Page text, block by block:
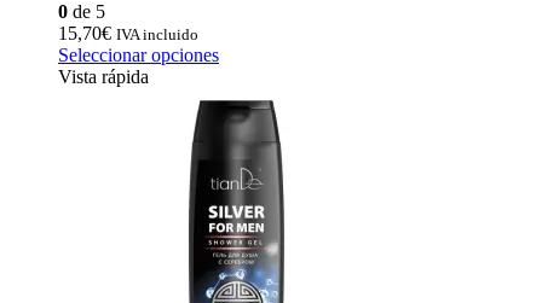
0 de 5
15,70€ IVA incluido
Seleccionar opcionesEste
tiene
múltiples
variantes.
Las
opciones
se
pueden
elegir
en
la
Vista rápida